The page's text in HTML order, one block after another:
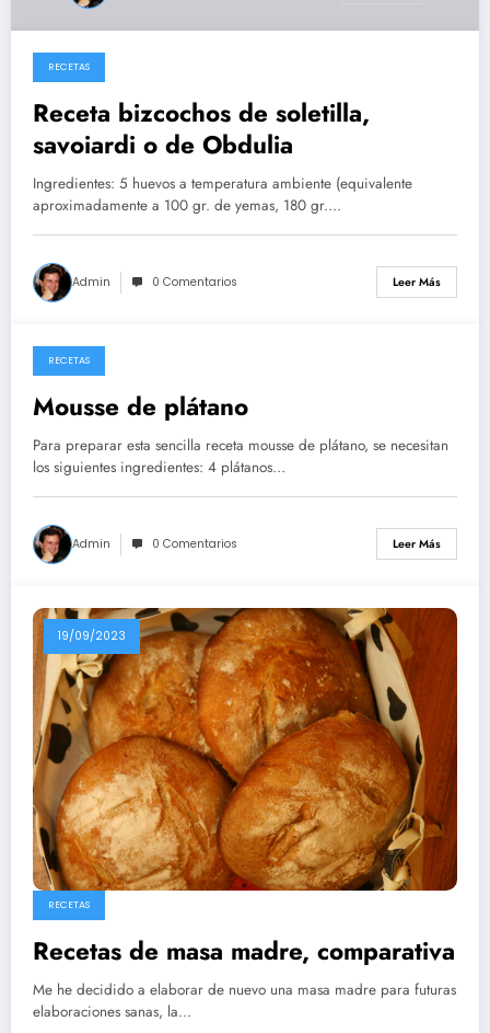
26/05/2026
RECETAS
Receta bizcochos de soletilla,
savoiardi o de Obdulia
Ingredientes: 5 huevos a temperatura ambiente (equivalente
aproximadamente a 100 gr. de yemas, 180 gr.…
Admin 0 Comentarios Leer Más
14/05/2026
RECETAS
Mousse de plátano
Para preparar esta sencilla receta mousse de plátano, se necesitan
los siguientes ingredientes: 4 plátanos…
Admin 0 Comentarios Leer Más
19/09/2023
RECETAS
Recetas de masa madre, comparativa
Me he decidido a elaborar de nuevo una masa madre para futuras
elaboraciones sanas, la…